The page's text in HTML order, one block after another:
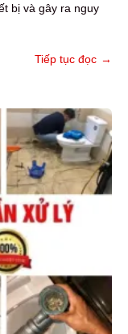
bị và gây ra nguy
Tiếp tục đọc →